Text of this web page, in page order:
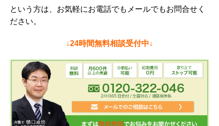
という方は、お気軽にお電話でもメールでもお問合せく
ださい。
↓24時間無料相談受付中↓